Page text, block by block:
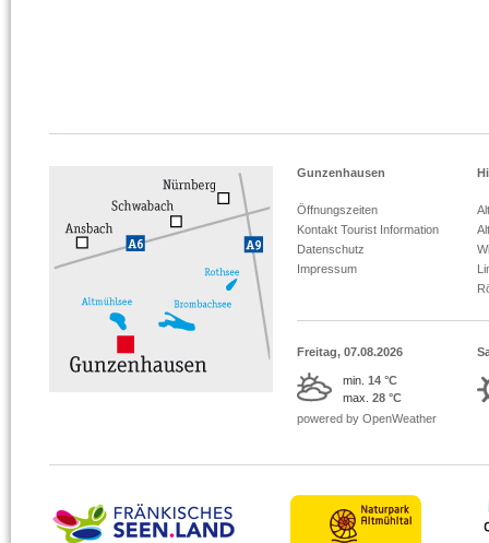
Gunzenhausen
Öffnungszeiten
Kontakt Tourist Information
Datenschutz
Impressum
Freitag, 07.08.2026
min. 14 °C
max. 28 °C
powered by OpenWeather